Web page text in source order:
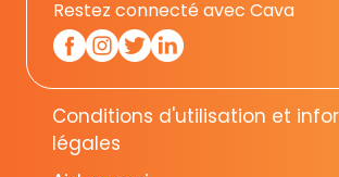
Restez connecté avec Cava
Conditions d'utilisation et
légales